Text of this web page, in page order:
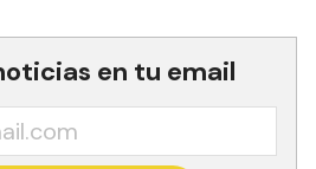
en tu email